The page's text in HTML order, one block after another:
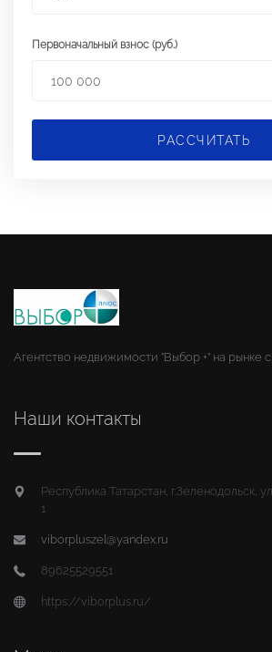
Первоначальный взнос (руб.)
РАССЧИТАТЬ
Агентство недвижимости "Выбор +" на рынке с
Наши контакты
Республика Татарстан, г.Зеленодольск,
1
viborpluszel@yandex.ru
89625529551
https://viborplus.ru/